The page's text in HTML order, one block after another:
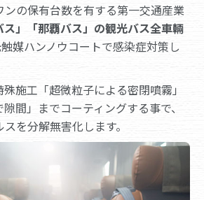
の保有台数を有する第一交通産業
ス」「那覇バス」の観光バス全車輛
媒ハンノウコートで感染症対策し
施工「超微粒子による密閉噴霧」
間」までコーティングする事で、
を分解無害化します。